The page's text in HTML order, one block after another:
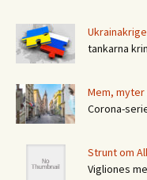
tankarna
Mem,
Corona-
Strunt om
Vigliones